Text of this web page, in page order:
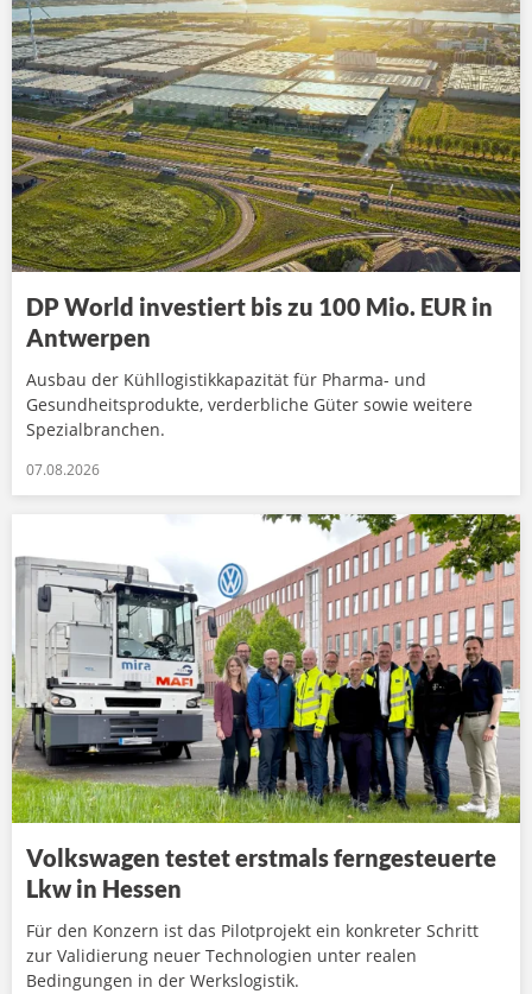
DP World investiert bis zu 100 Mio. EUR in
Antwerpen
Ausbau der Kühllogistikkapazität für Pharma- und
Gesundheitsprodukte, verderbliche Güter sowie weitere
Spezialbranchen.
07.08.2026
Volkswagen testet erstmals ferngesteuerte
Lkw in Hessen
Für den Konzern ist das Pilotprojekt ein konkreter Schritt
zur Validierung neuer Technologien unter realen
Bedingungen in der Werkslogistik.